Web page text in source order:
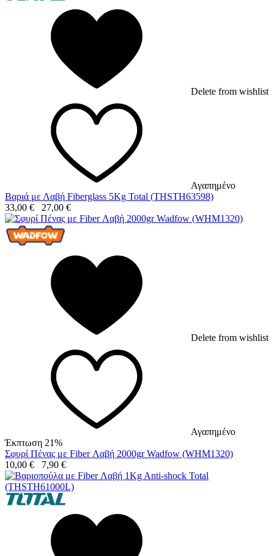
Delete from wishlist
Αγαπημένο
Βαριά με Λαβή Fiberglass 5Kg Total (THSTH63598)
33,00 € 27,00 €
Delete from wishlist
Αγαπημένο
Έκπτωση 21%
Σφυρί Πένας με Fiber Λαβή 2000gr Wadfow (WHM1320)
10,00 € 7,90 €